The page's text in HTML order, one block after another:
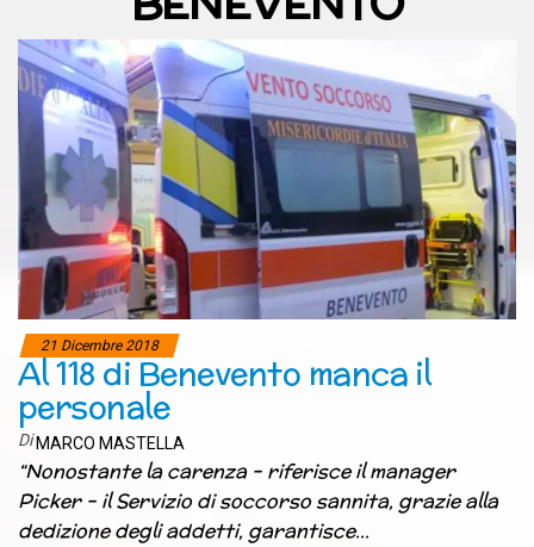
21 Dicembre 2018
Al 118 di Benevento manca il
personale
Di MARCO MASTELLA
“Nonostante la carenza – riferisce il manager
Picker – il Servizio di soccorso sannita, grazie alla
dedizione degli addetti, garantisce…